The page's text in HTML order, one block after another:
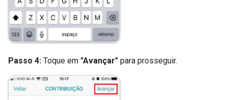
Passo 4: Toque em "Avançar" para prosseguir.